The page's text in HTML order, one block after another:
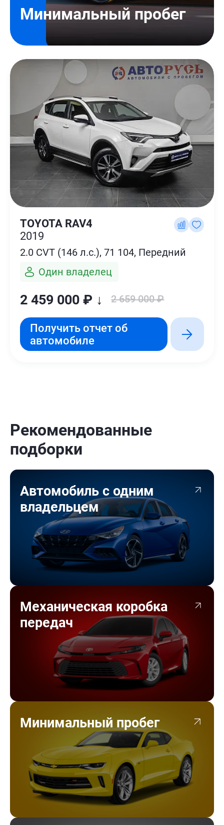
Минимальный пробег
TOYOTA RAV4
2019
2.0 CVT (146 л.с.), 71 104, Передний
Один владелец
2 459 000 ₽ ↓ 2 659 000 ₽
Получить отчет об
автомобиле
Рекомендованные
подборки
Автомобиль с одним
владельцем
Механическая коробка
передач
Минимальный пробег